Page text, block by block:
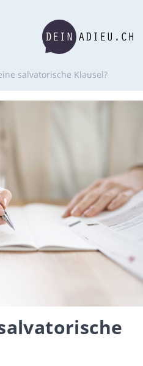
salvatorische Klausel?